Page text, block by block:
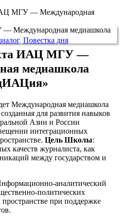
МГУ — Международная
, Повестка дня
ИАЦ МГУ —
медиашкола
Международная медиашкола
для развития навыков
Азии и России
интеграционных
Цель Школы:
качеств журналиста, как
между государством и
аналитический
политических
пространстве при поддержке